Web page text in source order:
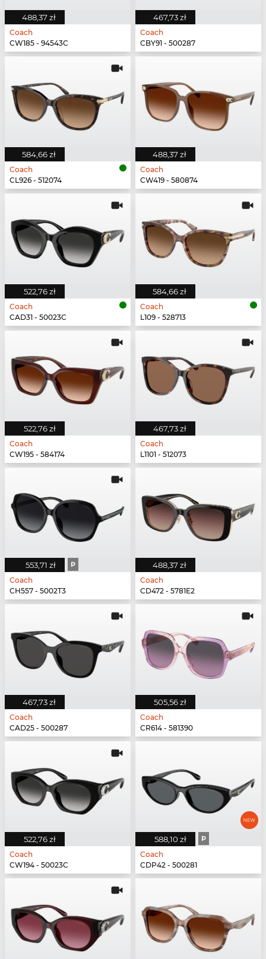
488,37 zł
Coach
CW185 - 94543C
467,73 zł
Coach
CBY91 - 500287
584,66 zł
Coach
CL926 - 512074
488,37 zł
Coach
CW419 - 580874
522,76 zł
Coach
CAD31 - 50023C
584,66 zł
Coach
L109 - 528713
522,76 zł
Coach
CW195 - 584174
467,73 zł
Coach
L1101 - 512073
553,71 zł P
Coach
CH557 - 5002T3
488,37 zł
Coach
CD472 - 5781E2
467,73 zł
Coach
CAD25 - 500287
505,56 zł
Coach
CR614 - 581390
522,76 zł
Coach
CW194 - 50023C
588,10 zł P
Coach
CDP42 - 500281